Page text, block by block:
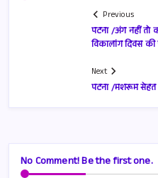
Previous
पटना /अंग नहीं तो
विकालांग दिवस की
Next
पटना /मशरूम सेहत
No Comment! Be the first one.